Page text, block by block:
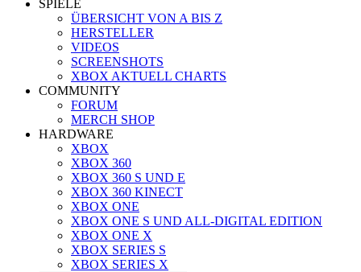
SPIELE
ÜBERSICHT VON A BIS Z
HERSTELLER
VIDEOS
SCREENSHOTS
XBOX AKTUELL CHARTS
COMMUNITY
FORUM
MERCH SHOP
HARDWARE
XBOX
XBOX 360
XBOX 360 S UND E
XBOX 360 KINECT
XBOX ONE
XBOX ONE S UND ALL-DIGITAL EDITION
XBOX ONE X
XBOX SERIES S
XBOX SERIES X